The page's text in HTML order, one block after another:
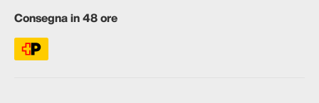
Consegna in 48 ore